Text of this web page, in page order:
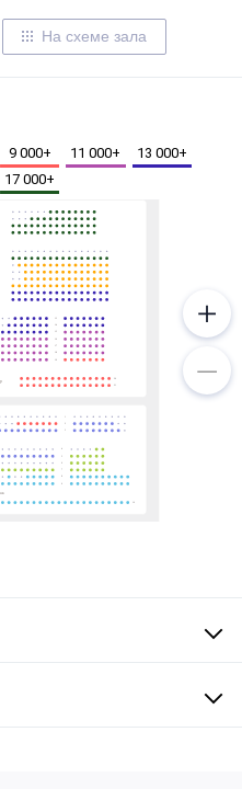
На схеме зала